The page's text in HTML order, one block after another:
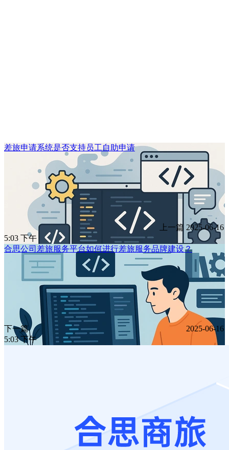
差旅申请系统是否支持员工自助申请
上一篇 2025-06-16
5:03 下午
合思公司差旅服务平台如何进行差旅服务品牌建设？​
下一篇
2025-06-16
5:03 下午